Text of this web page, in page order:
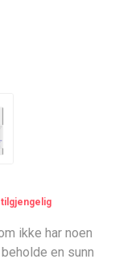
ikke har noen
en sunn